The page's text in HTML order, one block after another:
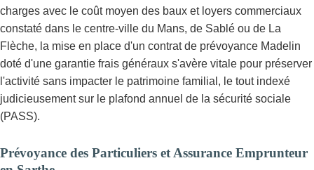
charges avec le coût moyen des baux et loyers commerciaux
constaté dans le centre-ville du Mans, de Sablé ou de La
Flèche, la mise en place d'un contrat de prévoyance Madelin
doté d'une garantie frais généraux s'avère vitale pour préserver
l'activité sans impacter le patrimoine familial, le tout indexé
judicieusement sur le plafond annuel de la sécurité sociale
(PASS).
Prévoyance des Particuliers et Assurance Emprunteur